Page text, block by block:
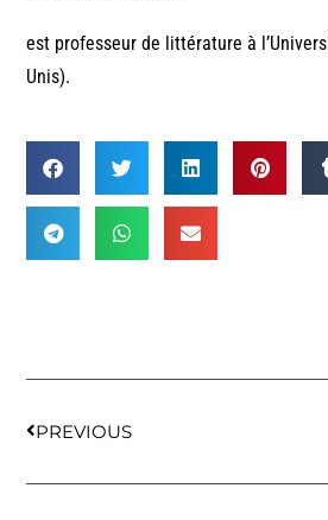
est professeur de littérature à
Unis).
PREVIOUS